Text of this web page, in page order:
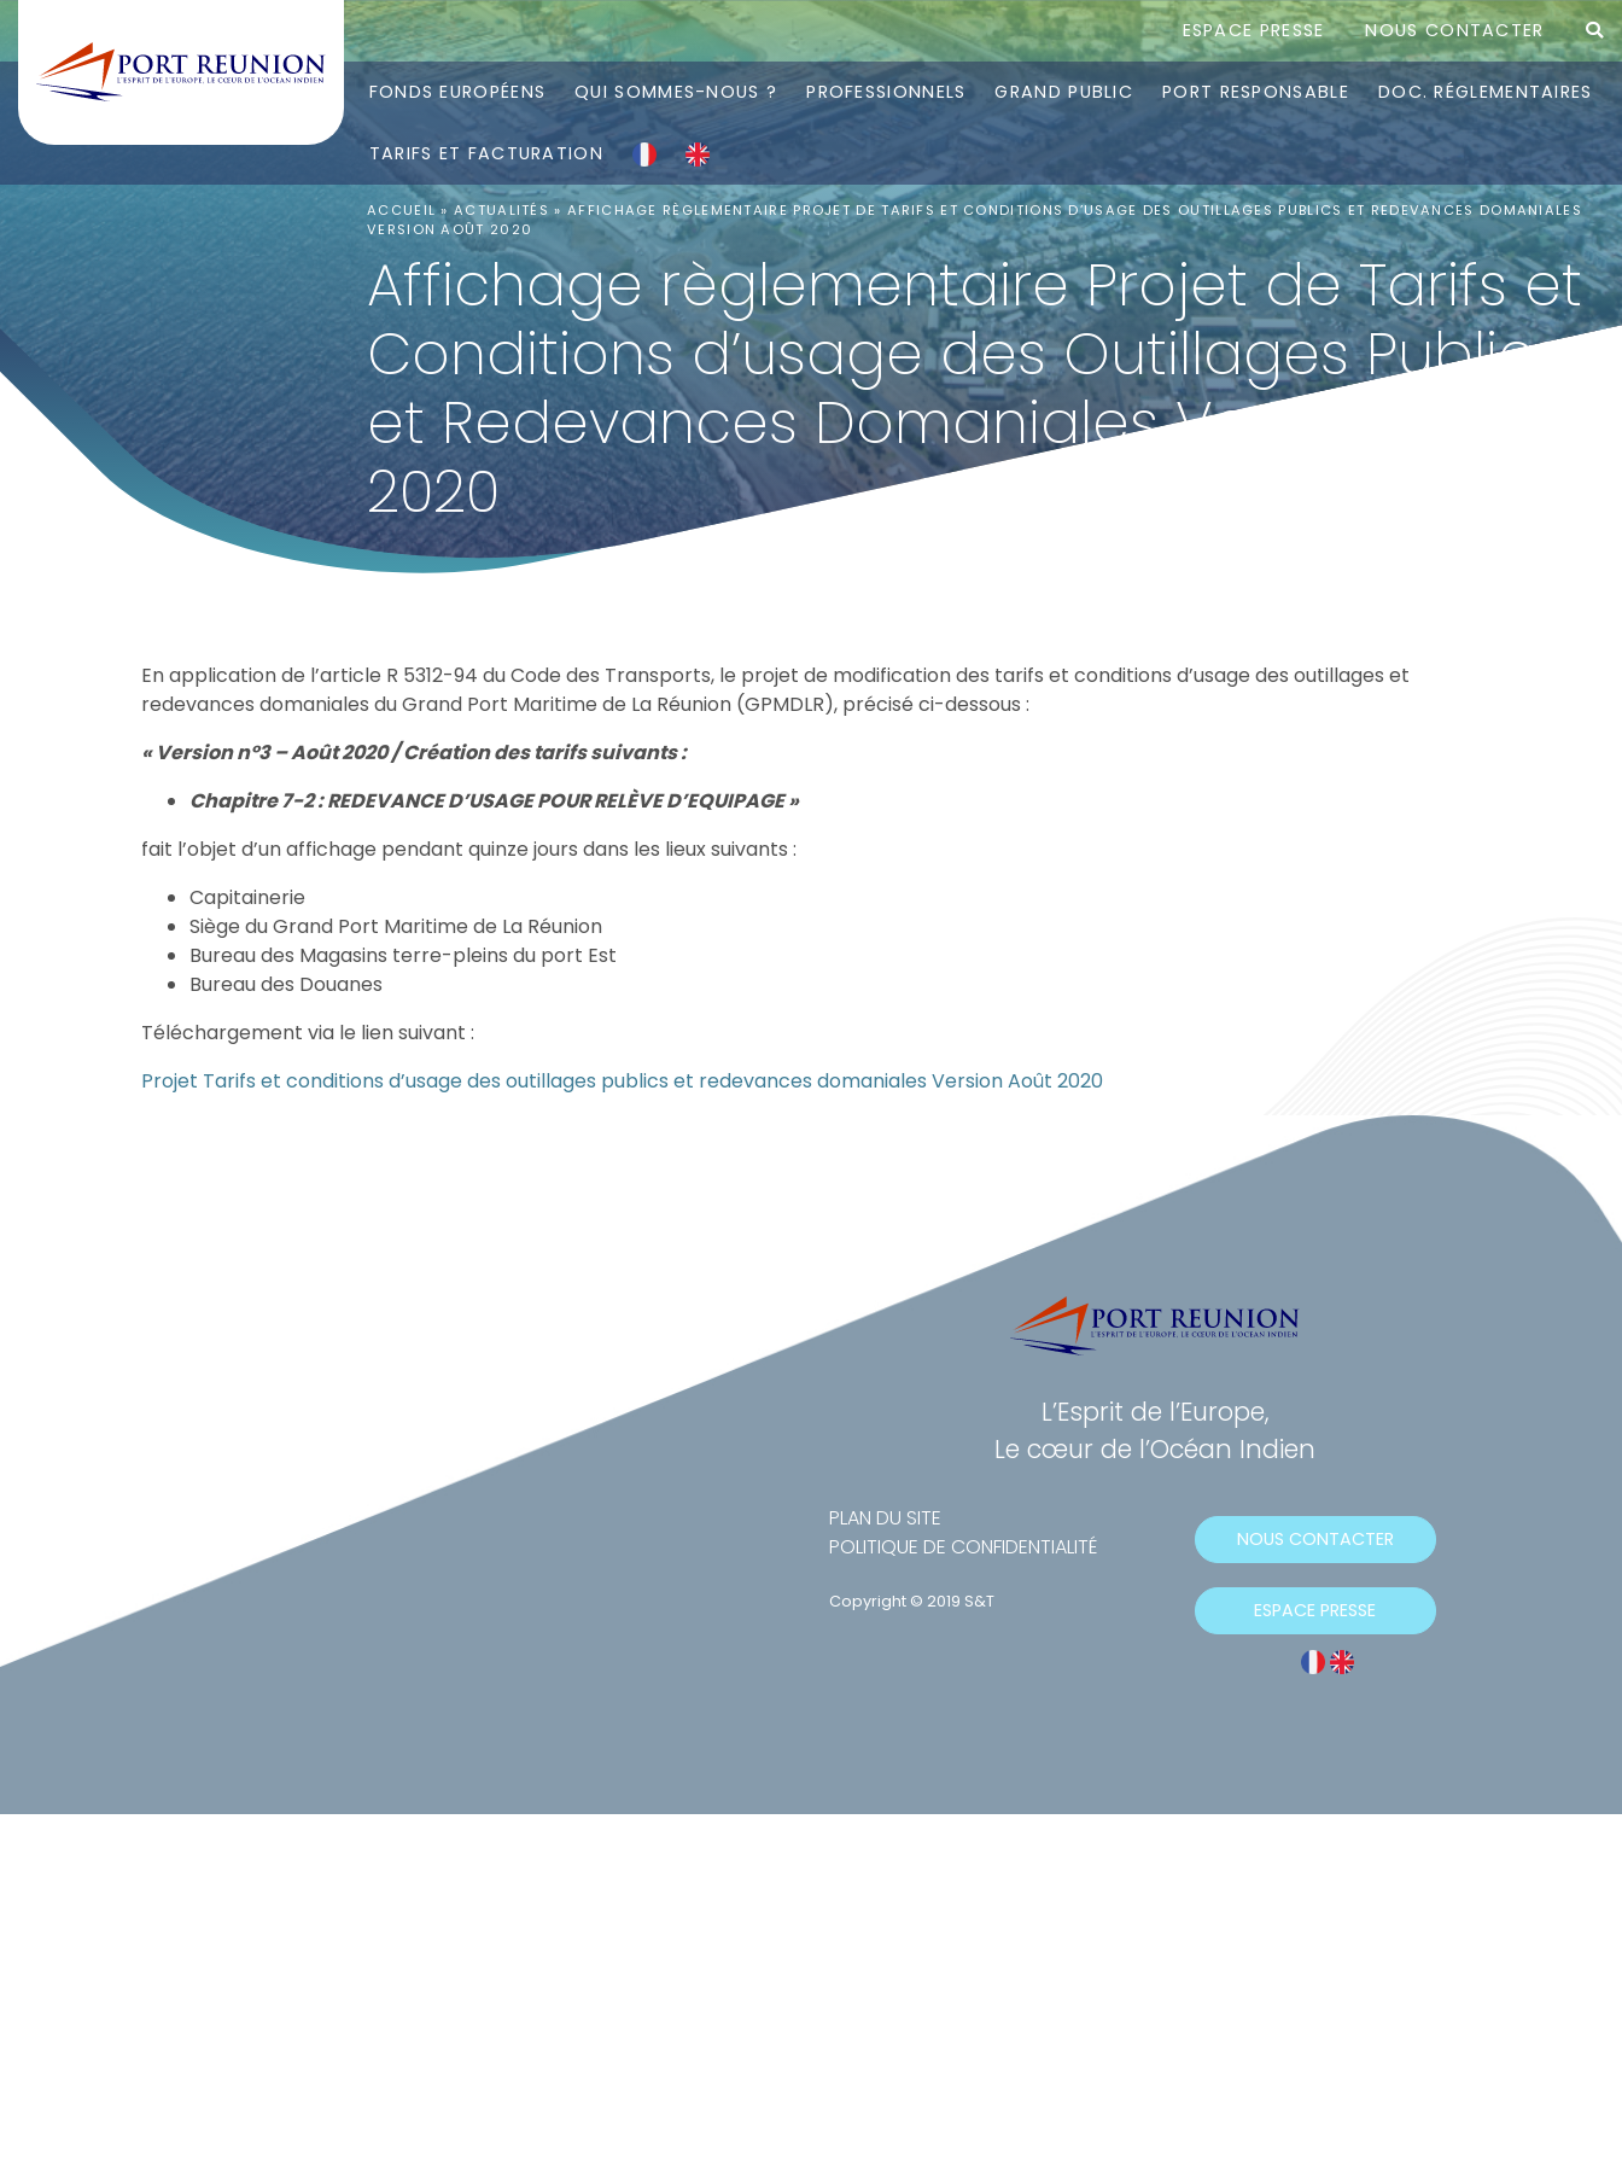
ESPACE PRESSE NOUS CONTACTER
FONDS EUROPÉENS QUI SOMMES-NOUS ? PROFESSIONNELS GRAND PUBLIC PORT RESPONSABLE DOC. RÉGLEMENTAIRES
TARIFS ET FACTURATION
ACCUEIL »ACTUALITÉS » AFFICHAGE RÈGLEMENTAIRE PROJET DE TARIFS ET CONDITIONS D’USAGE DES OUTILLAGES PUBLICS ET REDEVANCES DOMANIALES
VERSION AOÛT 2020
Affichage règlementaire Projet de Tarifs et
Conditions d’usage des Outillages Publics
et Redevances Domaniales Version Août
2020
En application de l’article R 5312-94 du Code des Transports, le projet de modification des tarifs et conditions d’usage des outillages et
redevances domaniales du Grand Port Maritime de La Réunion (GPMDLR), précisé ci-dessous :
« Version n°3 – Août 2020 / Création des tarifs suivants :
Chapitre 7-2 : REDEVANCE D’USAGE POUR RELÈVE D’EQUIPAGE »
fait l’objet d’un affichage pendant quinze jours dans les lieux suivants :
Capitainerie
Siège du Grand Port Maritime de La Réunion
Bureau des Magasins terre-pleins du port Est
Bureau des Douanes
Téléchargement via le lien suivant :
Projet Tarifs et conditions d’usage des outillages publics et redevances domaniales Version Août 2020
L’Esprit de l’Europe,
Le cœur de l’Océan Indien
PLAN DU SITE
POLITIQUE DE CONFIDENTIALITÉ
Copyright © 2019 S&T
NOUS CONTACTER
ESPACE PRESSE